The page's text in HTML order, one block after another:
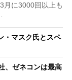
月に3000回以上も
・マスク氏とスペ
、ゼネコンは最高